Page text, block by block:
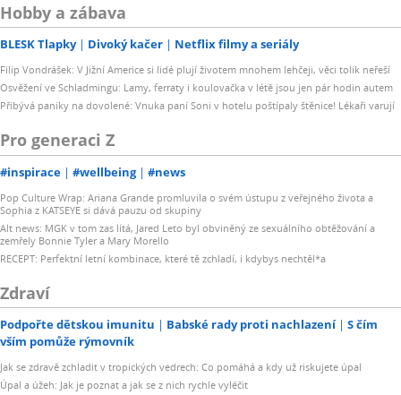
Hobby a zábava
BLESK Tlapky Divoký kačer Netflix filmy a seriály
Filip Vondrášek: V Jižní Americe si lidé plují životem mnohem lehčeji, věci tolik neřeší
Osvěžení ve Schladmingu: Lamy, ferraty i koulovačka v létě jsou jen pár hodin autem
Přibývá paniky na dovolené: Vnuka paní Soni v hotelu poštípaly štěnice! Lékaři varují
Pro generaci Z
#inspirace #wellbeing #news
Pop Culture Wrap: Ariana Grande promluvila o svém ústupu z veřejného života a
Sophia z KATSEYE si dává pauzu od skupiny
Alt news: MGK v tom zas lítá, Jared Leto byl obviněný ze sexuálního obtěžování a
zemřely Bonnie Tyler a Mary Morello
RECEPT: Perfektní letní kombinace, které tě zchladí, i kdybys nechtěl*a
Zdraví
Podpořte dětskou imunitu Babské rady proti nachlazení
S čím
vším pomůže rýmovník
Jak se zdravě zchladit v tropických vedrech: Co pomáhá a kdy už riskujete úpal
Úpal a úžeh: Jak je poznat a jak se z nich rychle vyléčit